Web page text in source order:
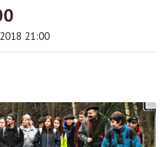
21:00